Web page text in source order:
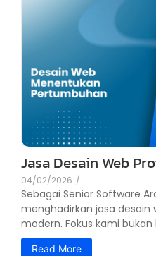
Jasa Desain Web
04/02/2026 /
Sebagai Senior Software
menghadirkan jasa desain
modern. Fokus kami
Read More